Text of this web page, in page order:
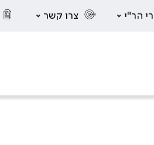
הר"י צרו קשר